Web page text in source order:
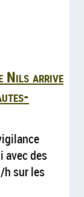
Nils arrive
avec des
h sur les